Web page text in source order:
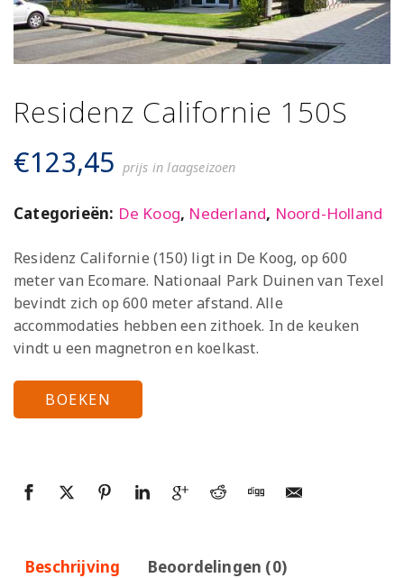
Residenz Californie 150S
€123,45 prijs in laagseizoen
Categorieën: De Koog, Nederland, Noord-Holland
Residenz Californie (150) ligt in De Koog, op 600
meter van Ecomare. Nationaal Park Duinen van Texel
bevindt zich op 600 meter afstand. Alle
accommodaties hebben een zithoek. In de keuken
vindt u een magnetron en koelkast.
BOEKEN
Beschrijving Beoordelingen (0)